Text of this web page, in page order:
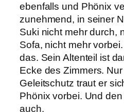
ebenfalls und Phönix
zunehmend, in seiner
Suki nicht mehr durch,
Sofa, nicht mehr
das. Sein Altenteil ist
Ecke des Zimmers.
Geleitschutz traut er
Phönix vorbei. Und
auch.